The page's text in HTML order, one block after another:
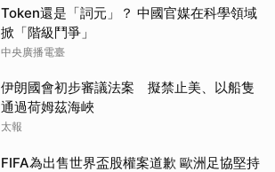
Token還是「詞元」？ 中國官媒在科學領域
掀「階級鬥爭」
中央廣播電臺
伊朗國會初步審議法案 擬禁止美、以船隻
通過荷姆茲海峽
太報
FIFA為出售世界盃股權案道歉 歐洲足協堅持